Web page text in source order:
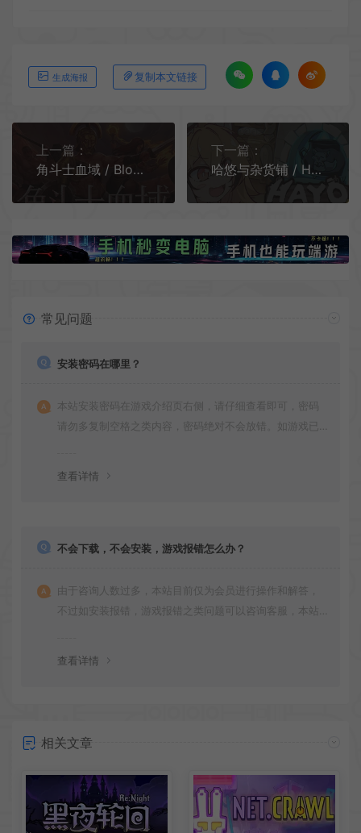
生成海报 复制本文链接
上一篇：
角斗士血域 / Bloodgrounds 回合制战术战斗策略肉鸽游戏
下一篇：
哈悠与杂货铺 / Hayo and the Emporium 构筑式肉鸽策略游戏
常见问题
安装密码在哪里？
本站安装密码在游戏介绍页右侧，请仔细查看即可，密码
请勿多复制空格之类内容，密码绝对不会放错。如游戏已
查看详情
不会下载，不会安装，游戏报错怎么办？
由于咨询人数过多，本站目前仅为会员进行操作和解答，
不过如安装报错，游戏报错之类问题可以咨询客服，本站
查看详情
相关文章